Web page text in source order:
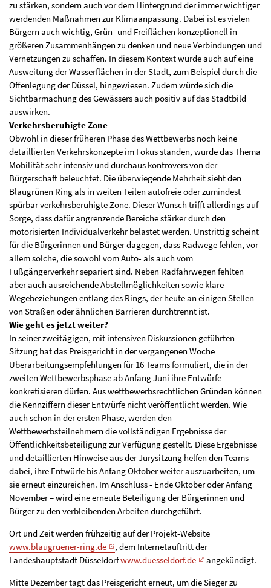
zu stärken, sondern auch vor dem Hintergrund der immer wichtiger
werdenden Maßnahmen zur Klimaanpassung. Dabei ist es vielen
Bürgern auch wichtig, Grün- und Freiflächen konzeptionell in
größeren Zusammenhängen zu denken und neue Verbindungen und
Vernetzungen zu schaffen. In diesem Kontext wurde auch auf eine
Ausweitung der Wasserflächen in der Stadt, zum Beispiel durch die
Offenlegung der Düssel, hingewiesen. Zudem würde sich die
Sichtbarmachung des Gewässers auch positiv auf das Stadtbild
auswirken.
Verkehrsberuhigte Zone
Obwohl in dieser früheren Phase des Wettbewerbs noch keine
detaillierten Verkehrskonzepte im Fokus standen, wurde das Thema
Mobilität sehr intensiv und durchaus kontrovers von der
Bürgerschaft beleuchtet. Die überwiegende Mehrheit sieht den
Blaugrünen Ring als in weiten Teilen autofreie oder zumindest
spürbar verkehrsberuhigte Zone. Dieser Wunsch trifft allerdings auf
Sorge, dass dafür angrenzende Bereiche stärker durch den
motorisierten Individualverkehr belastet werden. Unstrittig scheint
für die Bürgerinnen und Bürger dagegen, dass Radwege fehlen, vor
allem solche, die sowohl vom Auto- als auch vom
Fußgängerverkehr separiert sind. Neben Radfahrwegen fehlten
aber auch ausreichende Abstellmöglichkeiten sowie klare
Wegebeziehungen entlang des Rings, der heute an einigen Stellen
von Straßen oder ähnlichen Barrieren durchtrennt ist.
Wie geht es jetzt weiter?
In seiner zweitägigen, mit intensiven Diskussionen geführten
Sitzung hat das Preisgericht in der vergangenen Woche
Überarbeitungsempfehlungen für 16 Teams formuliert, die in der
zweiten Wettbewerbsphase ab Anfang Juni ihre Entwürfe
konkretisieren dürfen. Aus wettbewerbsrechtlichen Gründen können
die Kennziffern dieser Entwürfe nicht veröffentlicht werden. Wie
auch schon in der ersten Phase, werden den
Wettbewerbsteilnehmern die vollständigen Ergebnisse der
Öffentlichkeitsbeteiligung zur Verfügung gestellt. Diese Ergebnisse
und detaillierten Hinweise aus der Jurysitzung helfen den Teams
dabei, ihre Entwürfe bis Anfang Oktober weiter auszuarbeiten, um
sie erneut einzureichen. Im Anschluss - Ende Oktober oder Anfang
November – wird eine erneute Beteiligung der Bürgerinnen und
Bürger zu den verbleibenden Arbeiten durchgeführt.
Ort und Zeit werden frühzeitig auf der Projekt-Website
www.blaugruener-ring.de
, dem Internetauftritt der
Landeshauptstadt Düsseldorfwww.duesseldorf.de
angekündigt.
Mitte Dezember tagt das Preisgericht erneut, um die Sieger zu